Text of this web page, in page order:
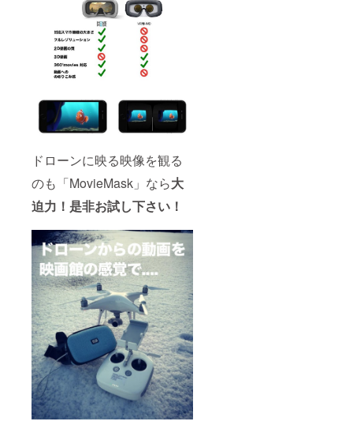
ドローンに映る映像を観る
のも「MovieMask」なら大
迫力！是非お試し下さい！